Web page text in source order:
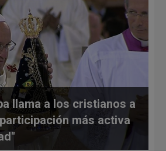
llama a los cristianos a
más activa